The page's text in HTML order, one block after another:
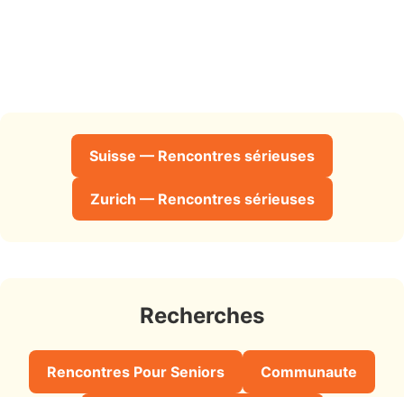
Suisse — Rencontres sérieuses
Zurich — Rencontres sérieuses
Recherches
Rencontres Pour Seniors Communaute